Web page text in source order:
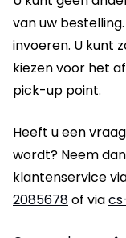
van uw
invoeren. U kunt
kiezen voor het
pick-up point.
Heeft u een
wordt? Neem
klantenservice
2085678of via